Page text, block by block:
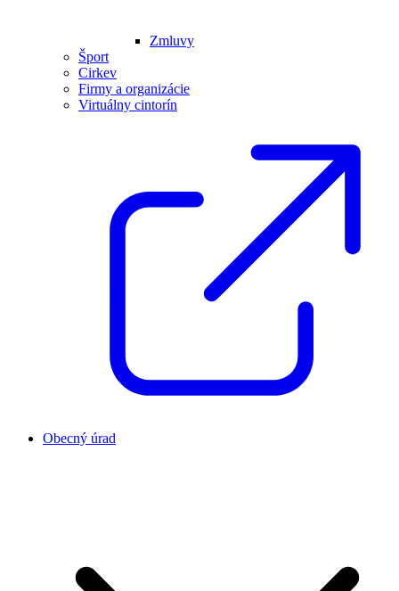
Zmluvy
Šport
Cirkev
Firmy a organizácie
Virtuálny cintorín
Obecný úrad